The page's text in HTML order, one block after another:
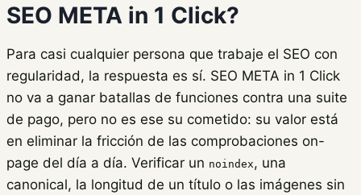
SEO META in 1 Click?
Para casi cualquier persona que trabaje el SEO con
regularidad, la respuesta es sí. SEO META in 1 Click
no va a ganar batallas de funciones contra una suite
de pago, pero no es ese su cometido: su valor está
en eliminar la fricción de las comprobaciones on-
page del día a día. Verificar un noindex, una
canonical, la longitud de un título o las imágenes sin